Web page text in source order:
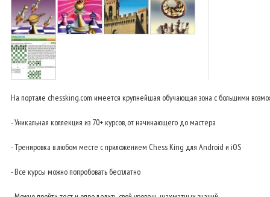
На портале chessking.com имеется крупнейшая обучающая зона с большими
- Уникальная коллекция из 70+ курсов, от начинающего до мастера
- Тренировка в любом месте с приложением Chess King для Android и iOS
- Все курсы можно попробовать бесплатно